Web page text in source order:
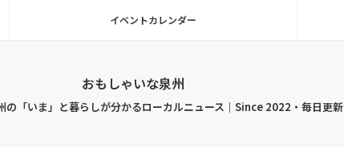
イベントカレンダー
おもしゃいな泉州
の「いま」と暮らしが分かるローカルニュース｜Since 2022・毎日更新